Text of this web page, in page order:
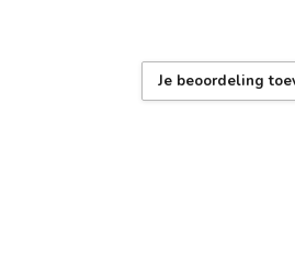
Je beoordeling